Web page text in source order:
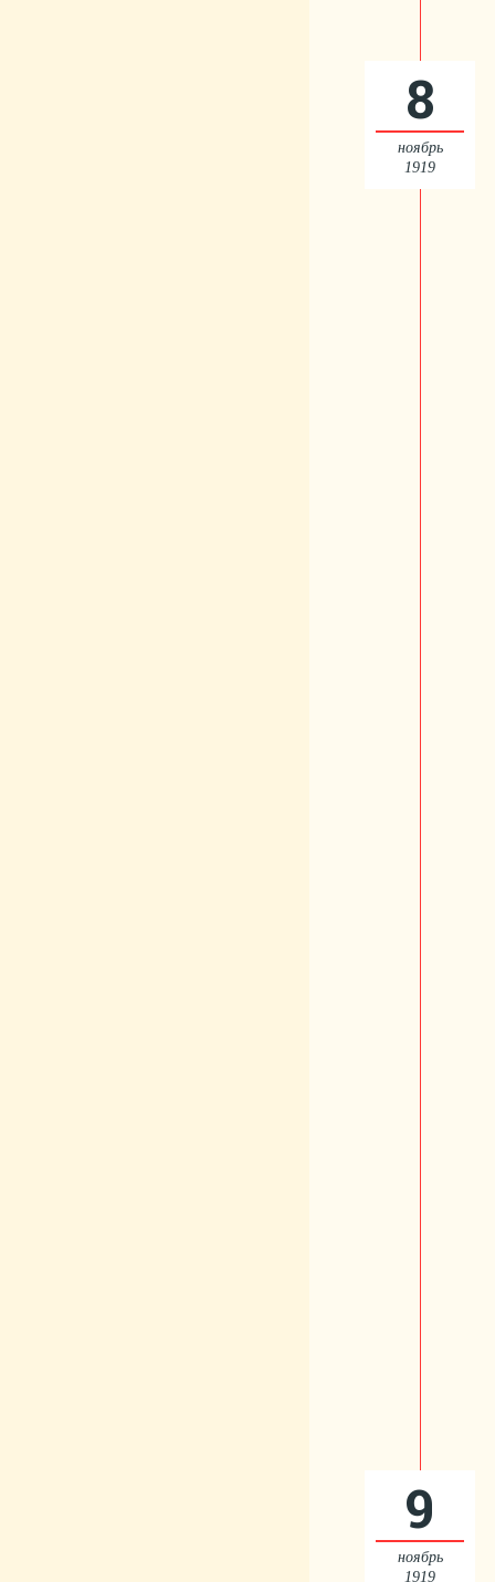
8
ноябрь
1919
9
ноябрь
1919